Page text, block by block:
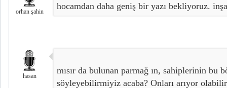
orhan şahin
hocamdan daha geniş bir yazı bekliyoruz.
hasan
mısır da bulunan parmağ ın, sahiplerinin bu
söyleyebilirmiyiz acaba? Onları arıyor